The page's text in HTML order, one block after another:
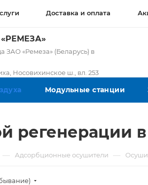
Доставка и оплата
ЗАО «Ремеза» (Беларусь) в
Носовихинское ш., вл. 253
Модульные станции
регенерации в
— Адсорбционные осушители —